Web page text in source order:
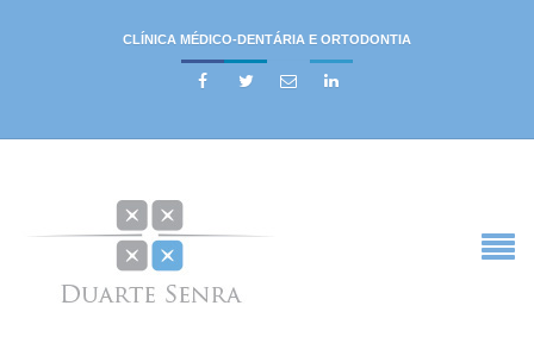
CLÍNICA MÉDICO-DENTÁRIA E ORTODONTIA
   